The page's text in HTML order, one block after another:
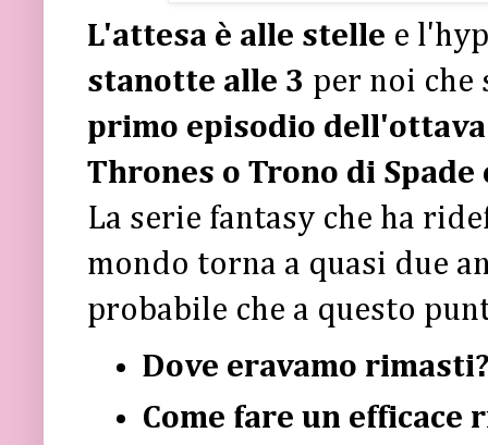
L'attesa è alle stelle e
stanotte alle 3 per noi che
primo episodio
Thrones o Trono di
La serie fantasy che ha
mondo torna a quasi due
probabile che a questo
Dove eravamo
Come fare un efficace